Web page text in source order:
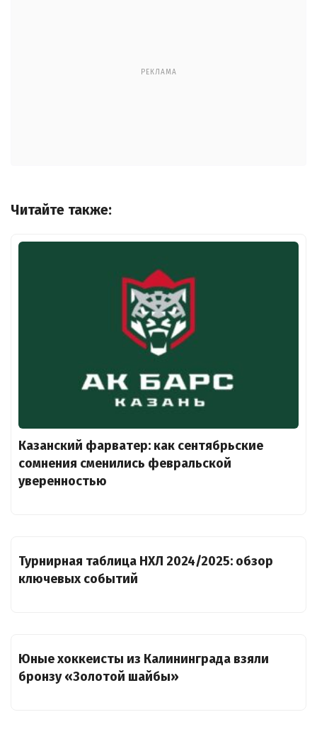
РЕКЛАМА
Читайте также:
Казанский фарватер: как сентябрьские
сомнения сменились февральской
уверенностью
Турнирная таблица НХЛ 2024/2025: обзор
ключевых событий
Юные хоккеисты из Калининграда взяли
бронзу «Золотой шайбы»